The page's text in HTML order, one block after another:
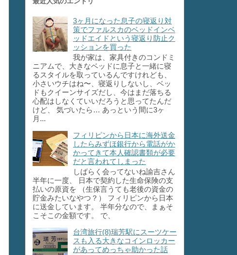
3ヶ月になった息子の寝返り対
策でファルスカのベッドインベ
ッドエイドという寝返り防止ク
ッションを買った
我が家は、家具付きのコンドミ
ニアムで、大きなベッドに息子と一緒に寝
るスタイルを取っているんですけれども、
小さいウチはね〜、寝返りしないし、ベッ
ドもクイーンサイズだし、今はまだ落ちる
心配はしなくていいだろうと思ってたんだ
けど、 気づいたら… あっという間に3ヶ
月...
フィリピンから日本に海外送金
したらみずほ銀行から電話がか
かってきて本人確認書類が必要
だと言われてしまった
しばらく会ってないね諭吉さん
半年に一度、 日本で契約した生命保険の支
払いの原資を （生保言うても老後の資金の
貯金みたいなやつ？） フィリピンから日本
に送金しています。 半年分なので、まぁそ
こそこの金額です。 で、
台湾旅行(8)瑞芳駅にスーツケー
スも入る大きなコインロッカー
があってめっちゃ助かった話